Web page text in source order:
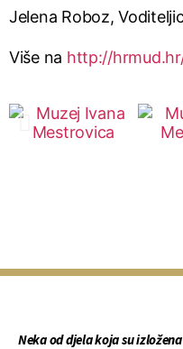
Jelena Roboz,
Više na http://
Neka od djela koja su